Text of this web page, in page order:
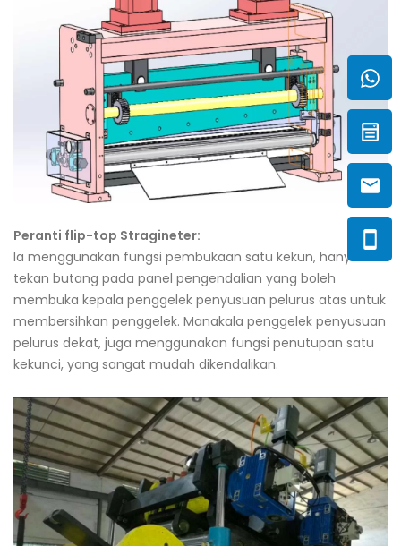
Peranti flip-top Stragineter:
Ia menggunakan fungsi pembukaan satu kekun, hanya
tekan butang pada panel pengendalian yang boleh
membuka kepala penggelek penyusuan pelurus atas untuk
membersihkan penggelek. Manakala penggelek penyusuan
pelurus dekat, juga menggunakan fungsi penutupan satu
kekunci, yang sangat mudah dikendalikan.